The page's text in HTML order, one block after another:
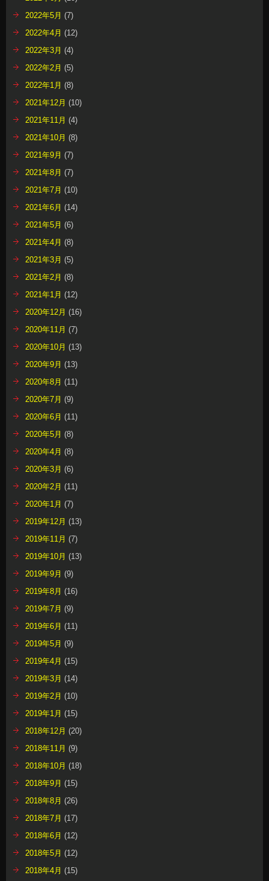
2022年5月 (7)
2022年4月 (12)
2022年3月 (4)
2022年2月 (5)
2022年1月 (8)
2021年12月 (10)
2021年11月 (4)
2021年10月 (8)
2021年9月 (7)
2021年8月 (7)
2021年7月 (10)
2021年6月 (14)
2021年5月 (6)
2021年4月 (8)
2021年3月 (5)
2021年2月 (8)
2021年1月 (12)
2020年12月 (16)
2020年11月 (7)
2020年10月 (13)
2020年9月 (13)
2020年8月 (11)
2020年7月 (9)
2020年6月 (11)
2020年5月 (8)
2020年4月 (8)
2020年3月 (6)
2020年2月 (11)
2020年1月 (7)
2019年12月 (13)
2019年11月 (7)
2019年10月 (13)
2019年9月 (9)
2019年8月 (16)
2019年7月 (9)
2019年6月 (11)
2019年5月 (9)
2019年4月 (15)
2019年3月 (14)
2019年2月 (10)
2019年1月 (15)
2018年12月 (20)
2018年11月 (9)
2018年10月 (18)
2018年9月 (15)
2018年8月 (26)
2018年7月 (17)
2018年6月 (12)
2018年5月 (12)
2018年4月 (15)